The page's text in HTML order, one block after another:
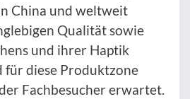
China und weltweit
Qualität sowie
und ihrer Haptik
diese Produktzone
Fachbesucher erwartet.